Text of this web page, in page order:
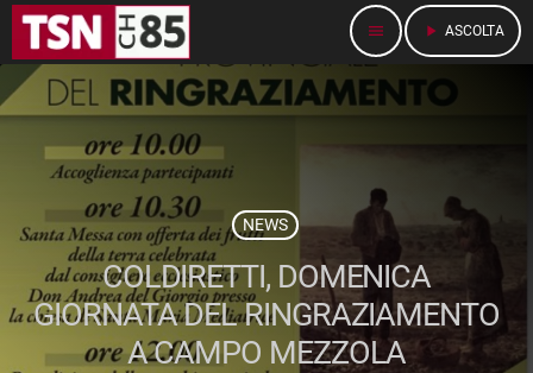
menu play_arrow ASCOLTA
NEWS
COLDIRETTI, DOMENICA
GIORNATA DEL RINGRAZIAMENTO
A CAMPO MEZZOLA